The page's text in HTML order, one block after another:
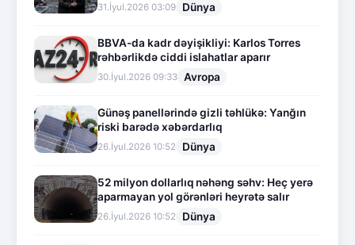
31.İyul.2026 03:09 Dünya
BBVA-da kadr dəyişikliyi: Karlos Torres
rəhbərlikdə ciddi islahatlar aparır
30.İyul.2026 09:33 Avropa
Günəş panellərində gizli təhlükə: Yanğın
riski barədə xəbərdarlıq
26.İyul.2026 10:52 Dünya
52 milyon dollarlıq nəhəng səhv: Heç yerə
aparmayan yol görənləri heyrətə salır
26.İyul.2026 10:52 Dünya